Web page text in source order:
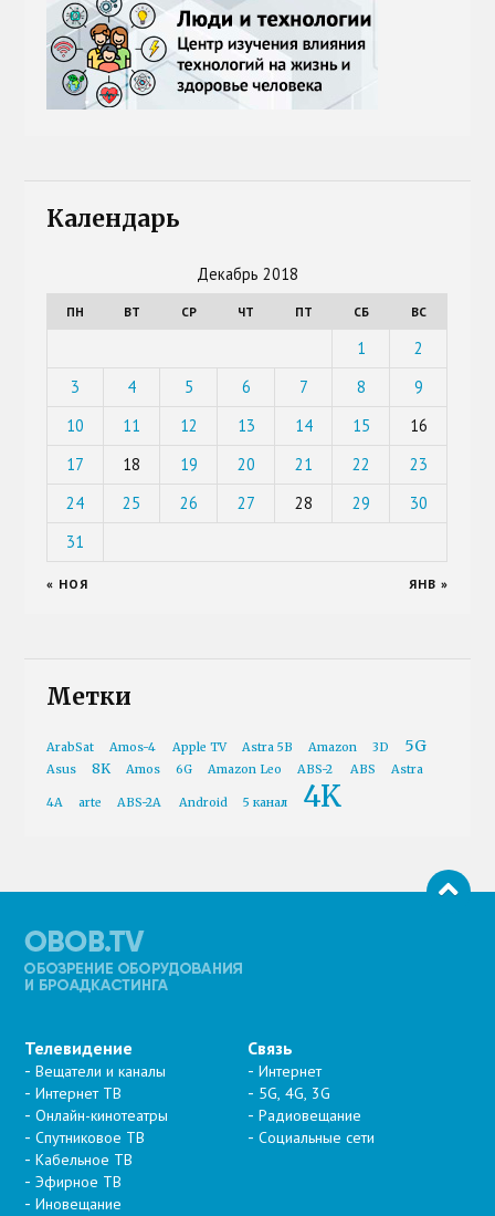
Календарь
Декабрь 2018
ПН ВТ СР ЧТ ПТ СБ ВС
1
2
3
4 5 6 7 8
9
10
11 12 13 14 15
16
17
18 19 20 21 22
23
24
25 26 27 28 29
30
31
« НОЯ ЯНВ »
Метки
ArabSat Amos-4 Apple TV Astra 5B Amazon 3D 5G
Asus 8K Amos 6G Amazon Leo ABS-2 ABS Astra
4A arte ABS-2A Android 5 канал 4K
Телевидение
Вещатели и каналы
Интернет ТВ
Онлайн-кинотеатры
Спутниковое ТВ
Кабельное ТВ
Эфирное ТВ
Иновещание
Связь
Интернет
5G, 4G, 3G
Радиовещание
Социальные сети